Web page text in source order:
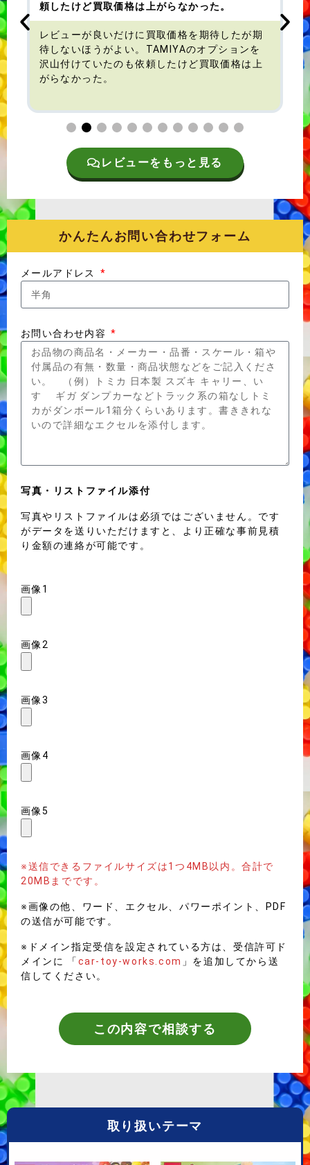
頼したけど買取価格は上がらなかった。
レビューが良いだけに買取価格を期待したが期
待しないほうがよい。TAMIYAのオプションを
沢山付けていたのも依頼したけど買取価格は上
がらなかった。
レビューをもっと見る
かんたんお問い合わせフォーム
メールアドレス
お問い合わせ内容
写真・リストファイル添付
写真やリストファイルは必須ではございません。です
がデータを送りいただけますと、より正確な事前見積
り金額の連絡が可能です。
画像1
画像2
画像3
画像4
画像5
※送信できるファイルサイズは1つ4MB以内。合計で
20MBまでです。
※画像の他、ワード、エクセル、パワーポイント、PDF
の送信が可能です。
※ドメイン指定受信を設定されている方は、受信許可ド
メインに 「 car-toy-works.com 」を追加してから送
信してください。
この内容で相談する
取り扱いテーマ